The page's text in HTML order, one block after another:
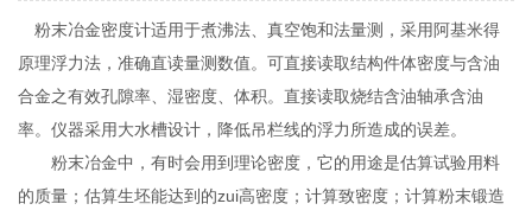
粉末冶金密度计适用于煮沸法、真空饱和法量测，采用阿基米得
原理浮力法，准确直读量测数值。可直接读取结构件体密度与含油
合金之有效孔隙率、湿密度、体积。直接读取烧结含油轴承含油
率。仪器采用大水槽设计，降低吊栏线的浮力所造成的误差。
粉末冶金中，有时会用到理论密度，它的用途是估算试验用料
的质量；估算生坯能达到的zui高密度；计算致密度；计算粉末锻造